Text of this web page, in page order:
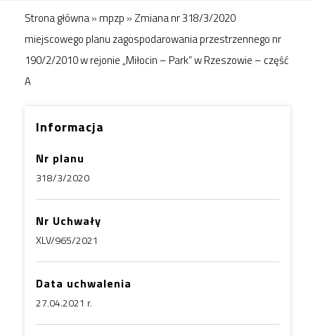
Strona główna» mpzp » Zmiana nr 318/3/2020
miejscowego planu zagospodarowania przestrzennego nr
190/2/2010 w rejonie „Miłocin – Park” w Rzeszowie – część
A
Informacja
Nr planu
318/3/2020
Nr Uchwały
XLV/965/2021
Data uchwalenia
27.04.2021 r.